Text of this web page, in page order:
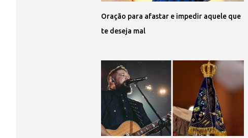
Oração para afastar e impedir aquele que
te deseja mal